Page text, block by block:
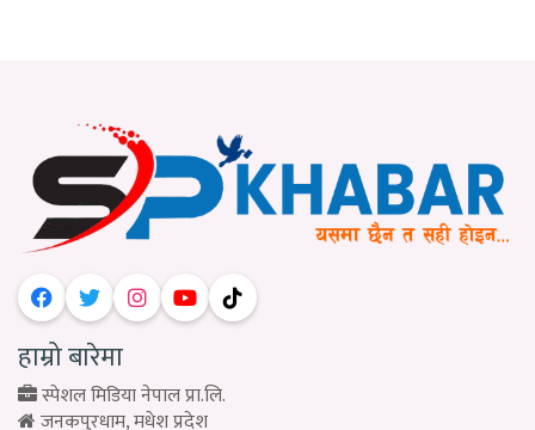
हाम्रो बारेमा
स्पेशल मिडिया नेपाल प्रा.लि.
जनकपुरधाम, मधेश प्रदेश